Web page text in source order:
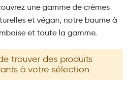
dentaires
une gamme de crèmes
et végan, notre baume à
et toute la gamme.
trouver des produits
à votre sélection.